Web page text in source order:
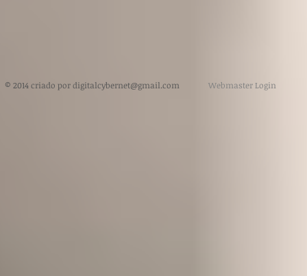
​ © 2014 criado pordigitalcybernet@gmail.com Webmaster Login